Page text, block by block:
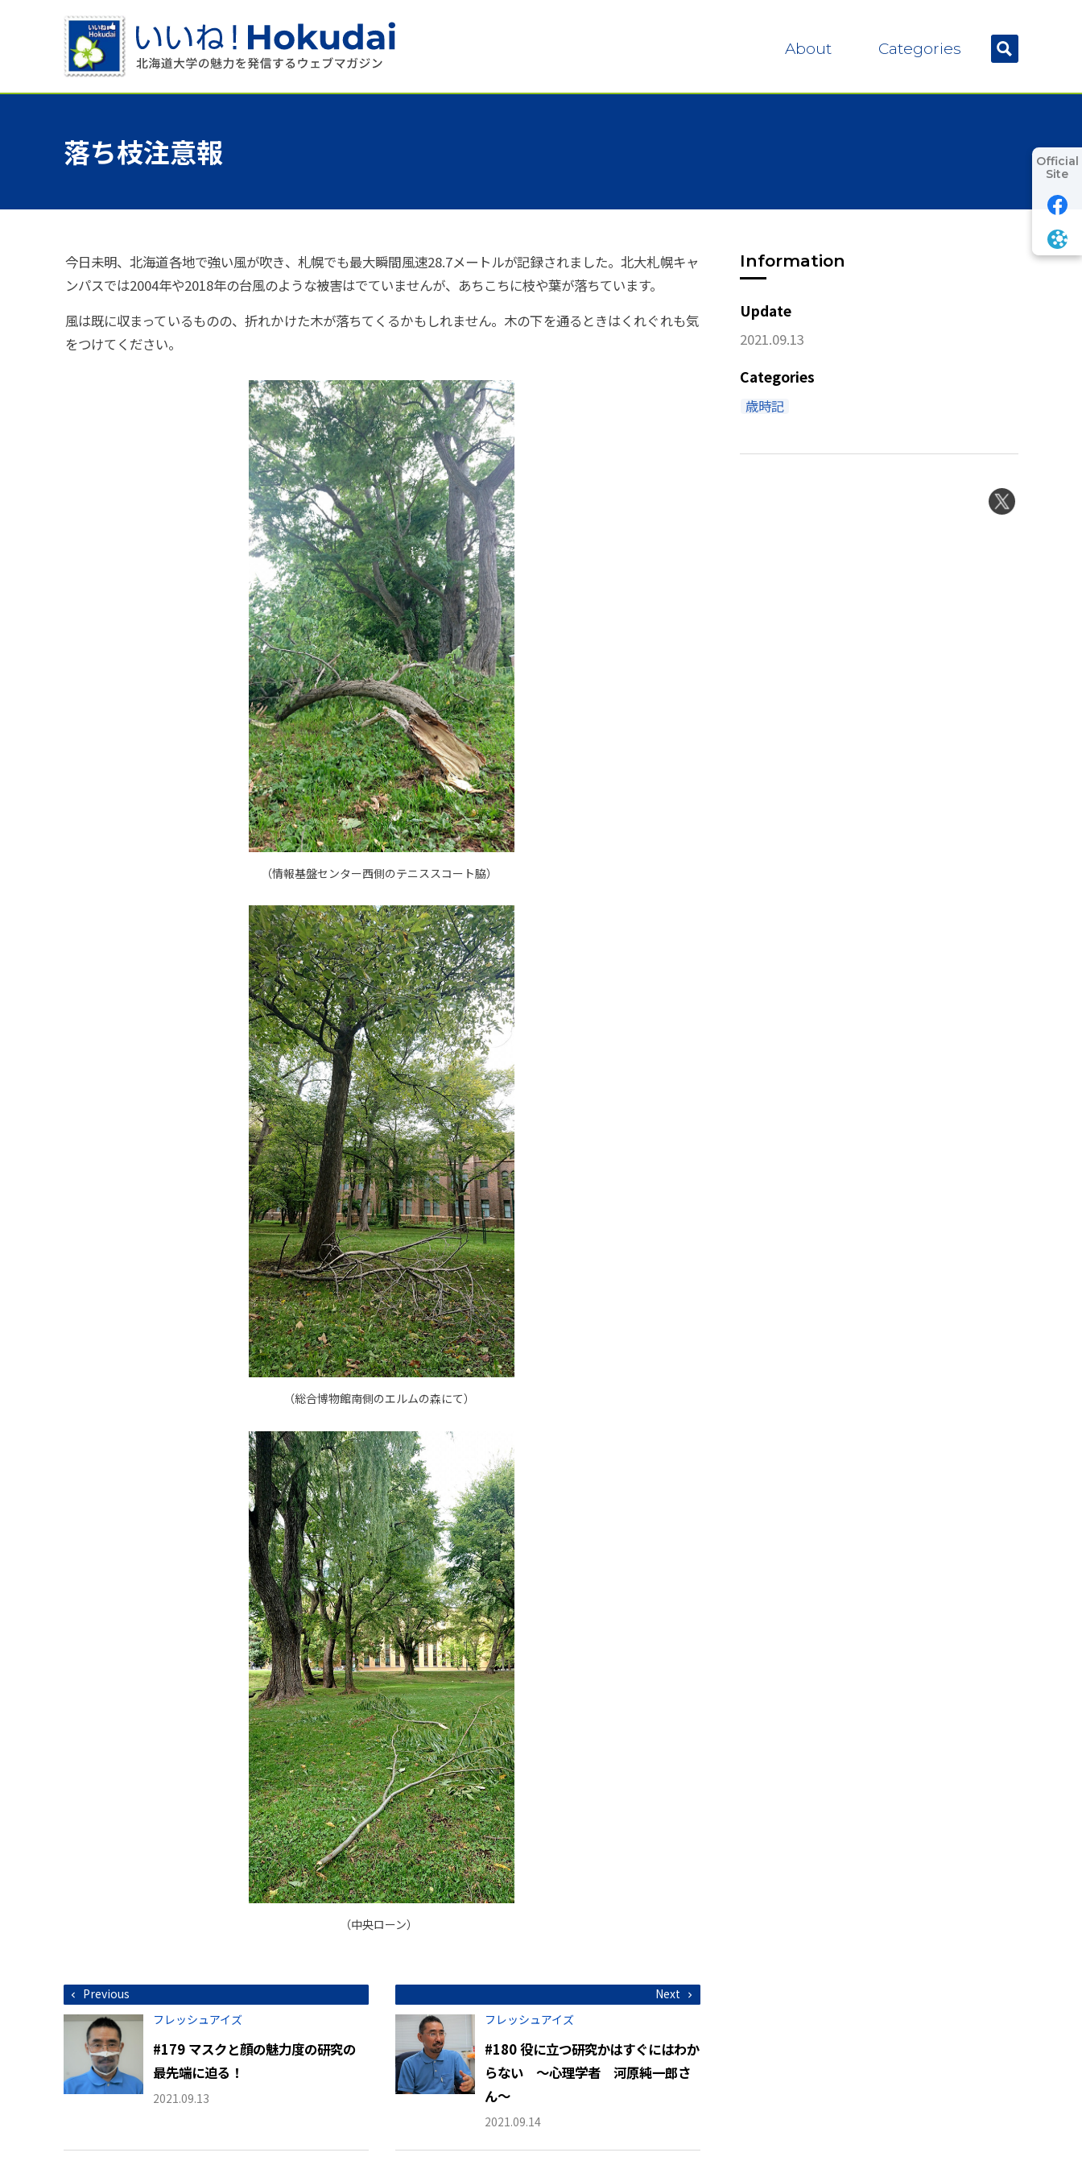
About Categories
落ち枝注意報
今日未明、北海道各地で強い風が吹き、札幌でも最大瞬間風速28.7メートルが記録されました。北大札幌キャ
ンパスでは2004年や2018年の台風のような被害はでていませんが、あちこちに枝や葉が落ちています。
風は既に収まっているものの、折れかけた木が落ちてくるかもしれません。木の下を通るときはくれぐれも気
をつけてください。
（情報基盤センター西側のテニススコート脇）
（総合博物館南側のエルムの森にて）
（中央ローン）
Information
Update
2021.09.13
Categories
歳時記
投
稿
ナ
ョ
ン
Previous
フレッシュアイズ
#179 マスクと顔の魅力度の研究の
最先端に迫る！
2021.09.13
Next
フレッシュアイズ
#180 役に立つ研究かはすぐにはわか
らない ～心理学者 河原純一郎さ
ん～
2021.09.14
Official
Site